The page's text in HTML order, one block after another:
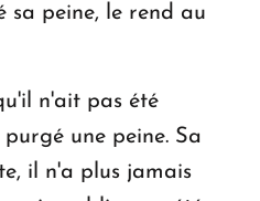
sa peine, le rend au
n'ait pas été
une peine. Sa
il n'a plus jamais